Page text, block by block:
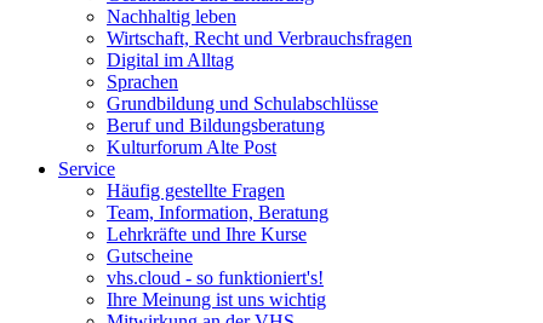
Nachhaltig leben
Wirtschaft, Recht und Verbrauchsfragen
Digital im Alltag
Sprachen
Grundbildung und Schulabschlüsse
Beruf und Bildungsberatung
Kulturforum Alte Post
Service
Häufig gestellte Fragen
Team, Information, Beratung
Lehrkräfte und Ihre Kurse
Gutscheine
vhs.cloud - so funktioniert's!
Ihre Meinung ist uns wichtig